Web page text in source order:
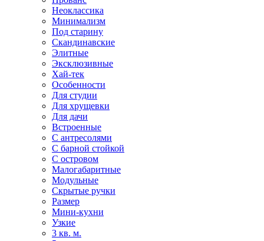
Неоклассика
Минимализм
Под старину
Скандинавские
Элитные
Эксклюзивные
Хай-тек
Особенности
Для студии
Для хрущевки
Для дачи
Встроенные
С антресолями
С барной стойкой
С островом
Малогабаритные
Модульные
Скрытые ручки
Размер
Мини-кухни
Узкие
3 кв. м.